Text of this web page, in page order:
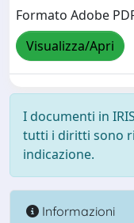
Formato Adobe
Visualizza/Apri
I documenti in
tutti i diritti sono
indicazione.
Informazioni